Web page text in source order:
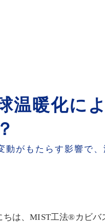
温暖化に
動がもたらす影響で
ちは、MIST工法®カビ